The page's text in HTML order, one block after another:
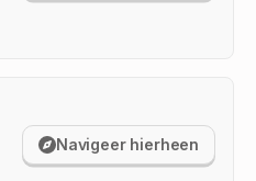
Navigeer hierheen